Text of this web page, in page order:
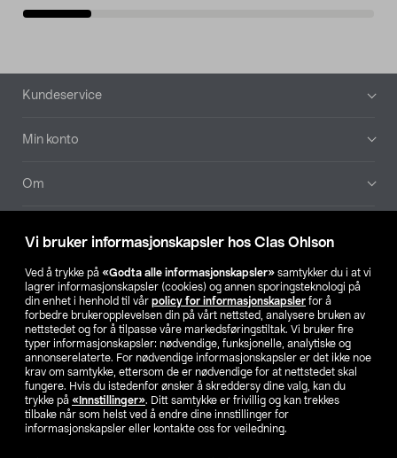
Vi bruker informasjonskapsler hos Clas Ohlson
Ved å trykke på «Godta alle informasjonskapsler» samtykker du i at vi
lagrer informasjonskapsler (cookies) og annen sporingsteknologi på
din enhet i henhold til vår policy for informasjonskapsler for å
forbedre brukeropplevelsen din på vårt nettsted, analysere bruken av
nettstedet og for å tilpasse våre markedsføringstiltak. Vi bruker fire
typer informasjonskapsler: nødvendige, funksjonelle, analytiske og
annonserelaterte. For nødvendige informasjonskapsler er det ikke noe
krav om samtykke, ettersom de er nødvendige for at nettstedet skal
fungere. Hvis du istedenfor ønsker å skreddersy dine valg, kan du
trykke på «Innstillinger». Ditt samtykke er frivillig og kan trekkes
tilbake når som helst ved å endre dine innstillinger for
informasjonskapsler eller kontakte oss for veiledning.
Bunntekst
Kundeservice
Min konto
Om
Våre selskaper
Finn din butikk
SE NO FI